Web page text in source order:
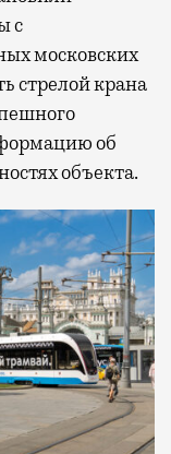
с
московских
стрелой крана
об
объекта.